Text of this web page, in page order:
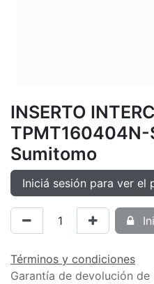
INSERTO
TPMT160404N-
Sumitomo
Iniciá sesión para ver el
Términos y condiciones
Garantía de devolución de